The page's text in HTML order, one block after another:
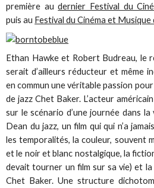
première audernier Festival du
puis au Festival du Cinéma et Musique
Ethan Hawke et Robert Budreau, le
serait d’ailleurs réducteur et même
en commun une véritable passion
de jazz Chet Baker. L’acteur
sur le scénario d’une journée dans la
Dean du jazz, un film qui qui n’a
les temporalités, la couleur, souvent
et le noir et blanc nostalgique, la
devait tourner un film sur sa vie) et
Chet Baker. Une structure